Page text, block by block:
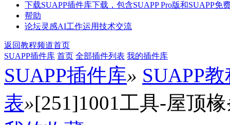
下载SUAPP插件库下载，包含SUAPP Pro版和SUAPP免
帮助
论坛灵感AI工作运用技术交流
返回教程频道首页
SUAPP插件库 首页 全部插件列表 我的插件库
SUAPP插件库» SUAPP
表»[251]1001工具-屋顶椽